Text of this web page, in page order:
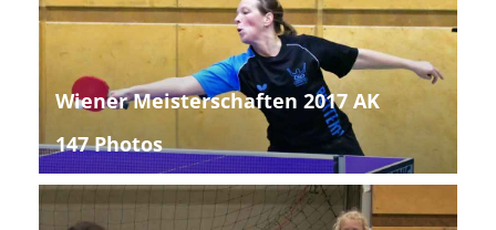
Wiener Meisterschaften 2017 AK
147 Photos